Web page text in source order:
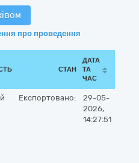
про проведення
СТАН
ДАТА
ТА
ЧАС
Експортовано:
29-05-
2026,
14:27:51